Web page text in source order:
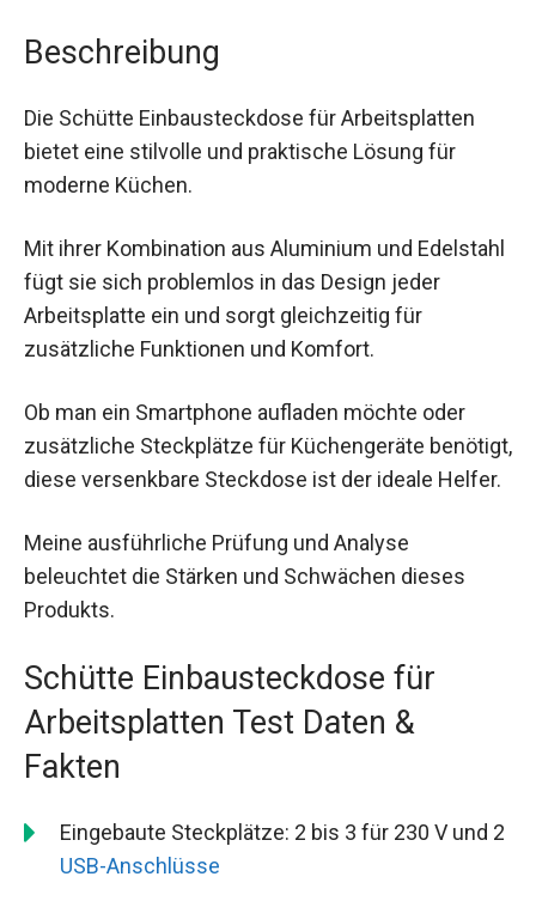
Beschreibung
Die Schütte Einbausteckdose für Arbeitsplatten
bietet eine stilvolle und praktische Lösung für
moderne Küchen.
Mit ihrer Kombination aus Aluminium und Edelstahl
fügt sie sich problemlos in das Design jeder
Arbeitsplatte ein und sorgt gleichzeitig für
zusätzliche Funktionen und Komfort.
Ob man ein Smartphone aufladen möchte oder
zusätzliche Steckplätze für Küchengeräte benötigt,
diese versenkbare Steckdose ist der ideale Helfer.
Meine ausführliche Prüfung und Analyse
beleuchtet die Stärken und Schwächen dieses
Produkts.
Schütte Einbausteckdose für
Arbeitsplatten Test Daten &
Fakten
Eingebaute Steckplätze: 2 bis 3 für 230 V und 2
USB-Anschlüsse